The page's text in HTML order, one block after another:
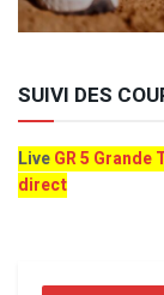
SUIVI DES
LiveGR 5 Grande
direct